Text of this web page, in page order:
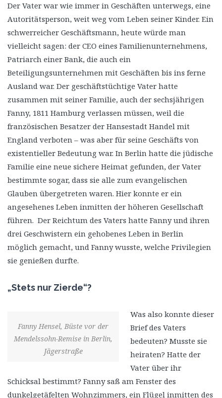
Der Vater war wie immer in Geschäften unterwegs, eine
Autoritätsperson, weit weg vom Leben seiner Kinder. Ein
schwerreicher Geschäftsmann, heute würde man
vielleicht sagen: der CEO eines Familienunternehmens,
Patriarch einer Bank, die auch ein
Beteiligungsunternehmen mit Geschäften bis ins ferne
Ausland war. Der geschäftstüchtige Vater hatte
zusammen mit seiner Familie, auch der sechsjährigen
Fanny, 1811 Hamburg verlassen müssen, weil die
französischen Besatzer der Hansestadt Handel mit
England verboten – was aber für seine Geschäfts von
existentieller Bedeutung war. In Berlin hatte die jüdische
Familie eine neue sichere Heimat gefunden, der Vater
bestimmte sogar, dass sie alle zum evangelischen
Glauben übergetreten waren. Hier konnte er ein
angesehenes Leben inmitten der höheren Gesellschaft
führen. Der Reichtum des Vaters hatte Fanny und ihren
drei Geschwistern ein gehobenes Leben in Berlin
möglich gemacht, und Fanny wusste, welche Privilegien
sie genießen durfte.
„Stets nur Zierde“?
Fanny Hensel, Büste vor der
Mendelssohn-Remise in Berlin,
Jägerstraße
Was also konnte dieser
Brief des Vaters
bedeuten? Musste sie
heiraten? Hatte der
Vater über ihr
Schicksal bestimmt? Fanny saß am Fenster des
dunkelgetäfelten Wohnzimmers, ein Flügel inmitten des